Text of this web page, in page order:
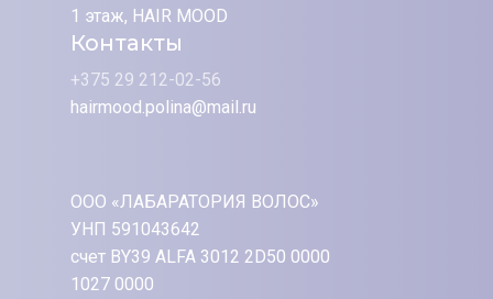
1 этаж, HAIR MOOD
Контакты
+375 29 212-02-56
hairmood.polina@mail.ru
ООО «ЛАБАРАТОРИЯ ВОЛОС»
УНП 591043642
счет BY39 ALFA 3012 2D50 0000
1027 0000